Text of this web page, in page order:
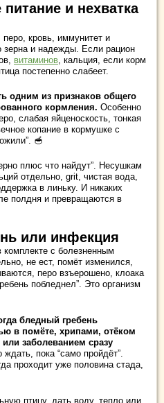
и нехватка
кровь, иммунитет и
зерна и надежды. Если рацион
витаминов, кальция, если корм
постепенно слабеет.
одним из признаков общего
кормления. Особенно
слабая яйценоскость, тонкая
копание в кормушке с
🥣
плюс что найдут”. Несушкам
отдельно, grit, чистая вода,
в линьку. И никаких
полдня и превращаются в
или инфекция
комплекте с болезненным
не ест, помёт изменился,
перо взъерошено, клоака
побледнел”. Это организм
бледный гребень
в помёте, хрипами, отёком
заболеванием сразу
ждать, пока “само пройдёт”.
проходит уже половина стада,
птицу, дать воду, тепло или